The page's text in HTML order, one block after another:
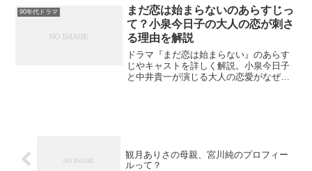
考察。
90年代ドラマ
まだ恋は始まらないのあらすじっ
て？小泉今日子の大人の恋が刺さ
る理由を解説
ドラマ『まだ恋は始まらない』のあらす
じやキャストを詳しく解説。小泉今日子
と中井貴一が演じる大人の恋愛がなぜ共
観月ありさの母親、宮川純のプロフィー
ルって？